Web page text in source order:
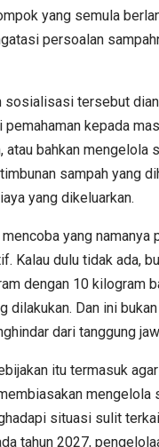
yang semula
persoalan
sosialisasi tersebut
pemahaman kepada
atau bahkan mengelola
sampah yang
yang dikeluarkan.
yang namanya
Kalau dulu tidak ada,
dengan 10 kilogram
dilakukan. Dan ini
dari tanggung
itu termasuk
mengelola
situasi sulit
tahun 2027,